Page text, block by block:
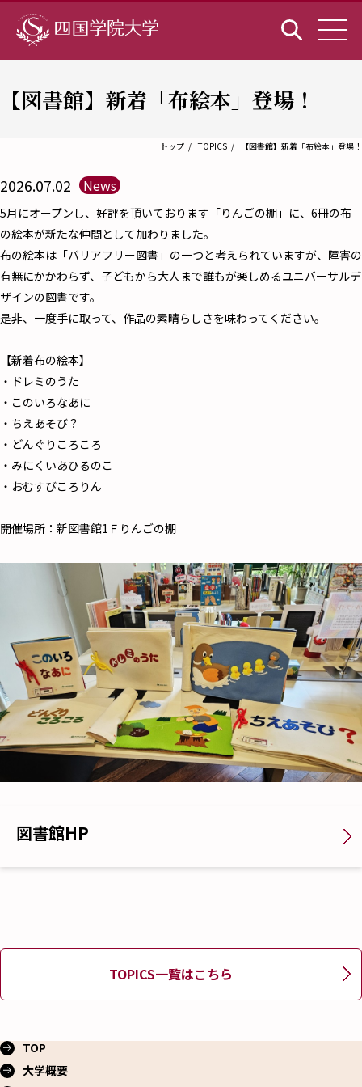
【図書館】新着「布絵本」登場！
トップ TOPICS 【図書館】新着「布絵本」登場！
2026.07.02 News
5月にオープンし、好評を頂いております「りんごの棚」に、6冊の布
の絵本が新たな仲間として加わりました。
布の絵本は「バリアフリー図書」の一つと考えられていますが、障害の
有無にかかわらず、子どもから大人まで誰もが楽しめるユニバーサルデ
ザインの図書です。
是非、一度手に取って、作品の素晴らしさを味わってください。
【新着布の絵本】
・ドレミのうた
・このいろなあに
・ちえあそび？
・どんぐりころころ
・みにくいあひるのこ
・おむすびころりん
開催場所：新図書館1Ｆりんごの棚
図書館HP
TOPICS一覧はこちら
TOP
大学概要